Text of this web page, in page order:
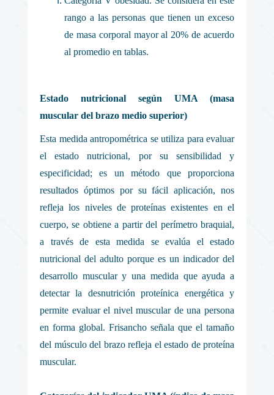
rango a las personas que tienen un exceso
de masa corporal mayor al 20% de acuerdo
al promedio en tablas.
Estado nutricional según UMA (masa
muscular del brazo medio superior)
Esta medida antropométrica se utiliza para evaluar
el estado nutricional, por su sensibilidad y
especificidad; es un método que proporciona
resultados óptimos por su fácil aplicación, nos
refleja los niveles de proteínas existentes en el
cuerpo, se obtiene a partir del perímetro braquial,
a través de esta medida se evalúa el estado
nutricional del adulto porque es un indicador del
desarrollo muscular y una medida que ayuda a
detectar la desnutrición proteínica energética y
permite evaluar el nivel muscular de una persona
en forma global. Frisancho señala que el tamaño
del músculo del brazo refleja el estado de proteína
muscular.